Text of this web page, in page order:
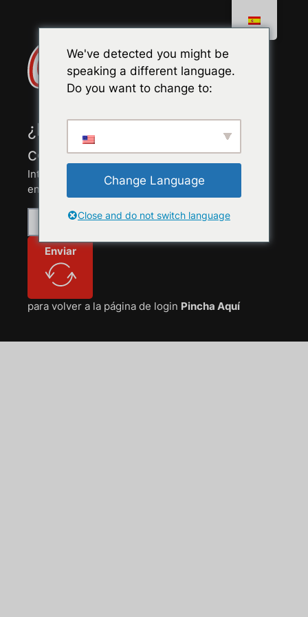
¿Has perdido o olvidado tu
contraseña?
Introduce tu email de usuario para enviarte un
enlace de restablecer tu contraseña.
Enviar
para volver a la página de login Pincha Aquí
We've detected you might be
speaking a different language.
Do you want to change to:
Change Language
Close and do not switch language